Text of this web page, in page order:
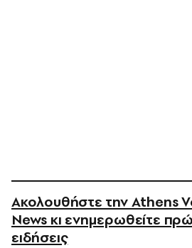
Ακολουθήστε την Athens
News κι ενημερωθείτε
ειδήσεις